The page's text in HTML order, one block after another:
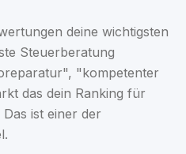
deine wichtigsten
Steuerberatung
"kompetenter
das dein Ranking für
ist einer der